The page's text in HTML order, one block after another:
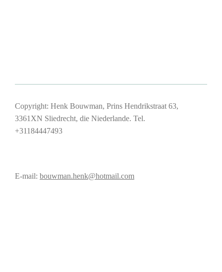
Copyright: Henk Bouwman, Prins Hendrikstraat 63,
3361XN Sliedrecht, die Niederlande. Tel.
+31184447493
E-mail: bouwman.henk@hotmail.com